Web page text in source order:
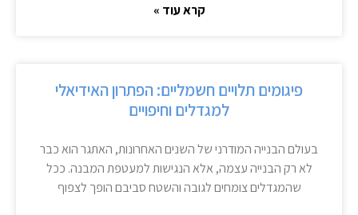
קרא עוד »
פיגומים תלויים חשמליים: הפתרון האידיאלי
למגדלים וחיפויים
בעולם הבנייה המודרני של השנים האחרונות, האתגר הוא כבר
לא רק הבנייה עצמה, אלא הנגישות למעטפת המבנה. ככל
שהמגדלים צומחים לגובה והשטח סביבם הופך לצפוף